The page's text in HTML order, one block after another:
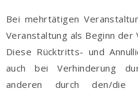
Bei mehrtätigen
Veranstaltung als Beginn der
Diese Rücktritts- und
auch bei Verhinderung
anderen durch den/die